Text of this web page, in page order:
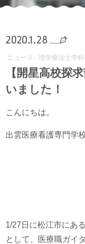
2020.1.28
ニュース 理学療法士学科
【開星高校探
いました！
こんにちは。
出雲医療看護専門学
1/27日に松江市にあ
として、医療職ガイ